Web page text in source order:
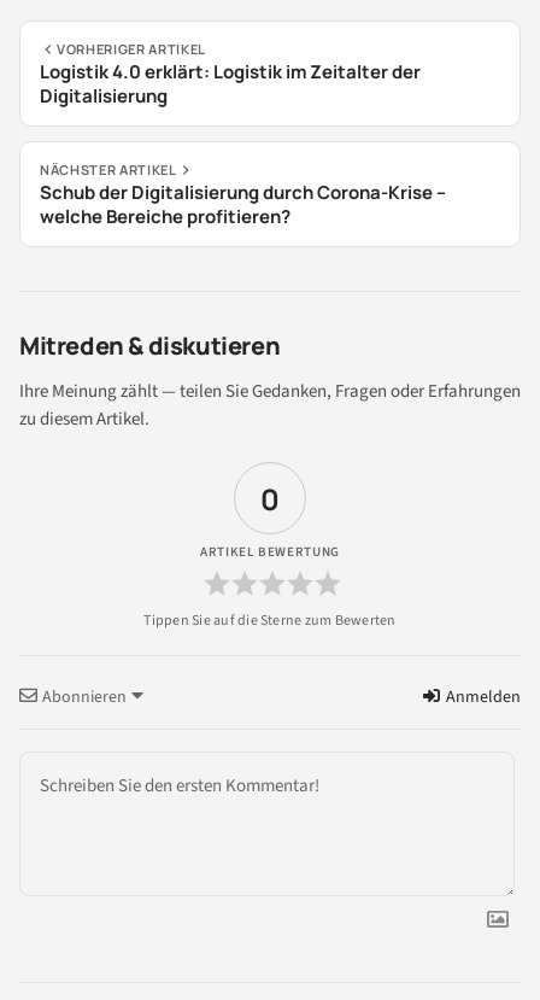
VORHERIGER ARTIKEL
Logistik 4.0 erklärt: Logistik im Zeitalter der
Digitalisierung
NÄCHSTER ARTIKEL
Schub der Digitalisierung durch Corona-Krise –
welche Bereiche profitieren?
Mitreden & diskutieren
Ihre Meinung zählt — teilen Sie Gedanken, Fragen oder Erfahrungen
zu diesem Artikel.
0
ARTIKEL BEWERTUNG
Abonnieren Anmelden